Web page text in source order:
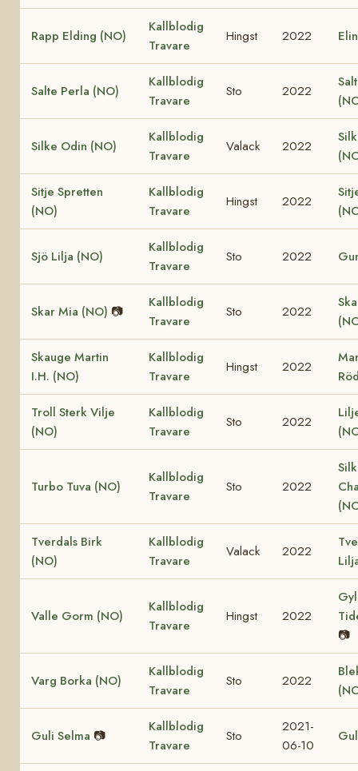
Rapp Elding (NO)
Kallblodig
Travare
Hingst 2022
Salte Perla (NO)
Kallblodig
Travare
Sto 2022
Silke Odin (NO)
Kallblodig
Travare
Valack 2022
Sitje Spretten
(NO)
Kallblodig
Travare
Hingst 2022
Sjö Lilja (NO)
Kallblodig
Travare
Sto 2022
Skar Mia (NO) 📷
Kallblodig
Travare
Sto 2022
Skauge Martin
I.H. (NO)
Kallblodig
Travare
Hingst 2022
Troll Sterk Vilje
(NO)
Kallblodig
Travare
Sto 2022
Turbo Tuva (NO)
Kallblodig
Travare
Sto 2022
Tverdals Birk
(NO)
Kallblodig
Travare
Valack 2022
Valle Gorm (NO)
Kallblodig
Travare
Hingst 2022
📷
Varg Borka (NO)
Kallblodig
Travare
Sto 2022
Guli Selma 📷
Kallblodig
Travare
Sto
2021-
06-10